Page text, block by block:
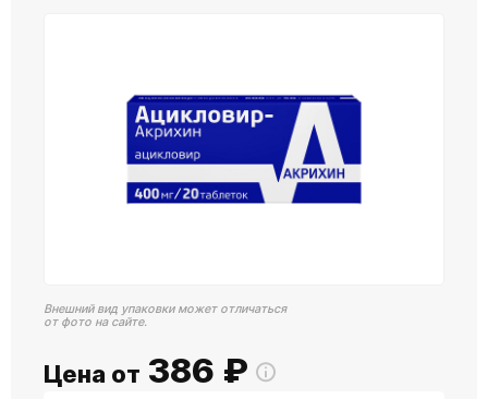
Внешний вид упаковки может отличаться
от фото на сайте.
Цена от 386 ₽